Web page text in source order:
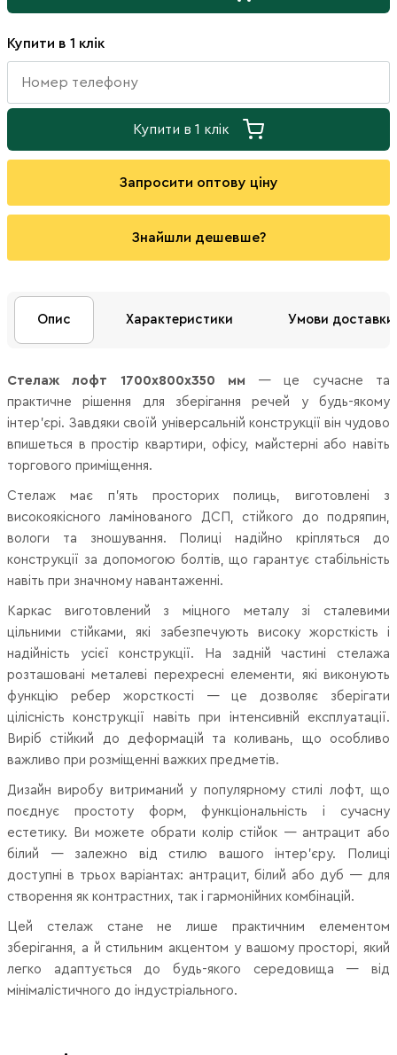
Купити в 1 клік
Купити в 1 клік
Запросити оптову ціну
Знайшли дешевше?
Опис Характеристики Умови доставки
Стелаж лофт 1700х800х350 мм — це сучасне та
практичне рішення для зберігання речей у будь-якому
інтер'єрі. Завдяки своїй універсальній конструкції він чудово
впишеться в простір квартири, офісу, майстерні або навіть
торгового приміщення.
Стелаж має п'ять просторих полиць, виготовлені з
високоякісного ламінованого ДСП, стійкого до подряпин,
вологи та зношування. Полиці надійно кріпляться до
конструкції за допомогою болтів, що гарантує стабільність
навіть при значному навантаженні.
Каркас виготовлений з міцного металу зі сталевими
цільними стійками, які забезпечують високу жорсткість і
надійність усієї конструкції. На задній частині стелажа
розташовані металеві перехресні елементи, які виконують
функцію ребер жорсткості — це дозволяє зберігати
цілісність конструкції навіть при інтенсивній експлуатації.
Виріб стійкий до деформацій та коливань, що особливо
важливо при розміщенні важких предметів.
Дизайн виробу витриманий у популярному стилі лофт, що
поєднує простоту форм, функціональність і сучасну
естетику. Ви можете обрати колір стійок — антрацит або
білий — залежно від стилю вашого інтер’єру. Полиці
доступні в трьох варіантах: антрацит, білий або дуб — для
створення як контрастних, так і гармонійних комбінацій.
Цей стелаж стане не лише практичним елементом
зберігання, а й стильним акцентом у вашому просторі, який
легко адаптується до будь-якого середовища — від
мінімалістичного до індустріального.